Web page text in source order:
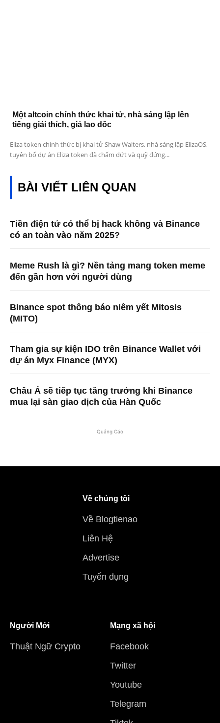
Một altcoin chính thức khai tử, nhà sáng lập lên
tiếng giải thích, giá lao dốc
Eliza token chính thức bị khai tử Shaw Walters, nhà sáng lập ElizaOS,
tuyên bố dự án Eliza token đã chấm dứt và quỹ đứng...
BÀI VIẾT LIÊN QUAN
Tiền điện tử có thể bị hack không và Binance
có an toàn vào năm 2025?
Meme Rush là gì? Nền tảng mang token meme
đến gần hơn với người dùng
Binance spot thông báo niêm yết Mitosis
(MITO)
Tham gia sự kiện IDO trên Binance Wallet với
dự án Myx Finance (MYX)
Châu Á sẽ tiếp tục tăng trưởng khi Binance
mua lại sàn giao dịch của Hàn Quốc
Quảng Cáo
Về chúng tôi
Về Blogtienao
Liên Hệ
Advertise
Tuyển dụng
Người Mới
Thuật Ngữ Crypto
Mạng xã hội
Facebook
Twitter
Youtube
Telegram